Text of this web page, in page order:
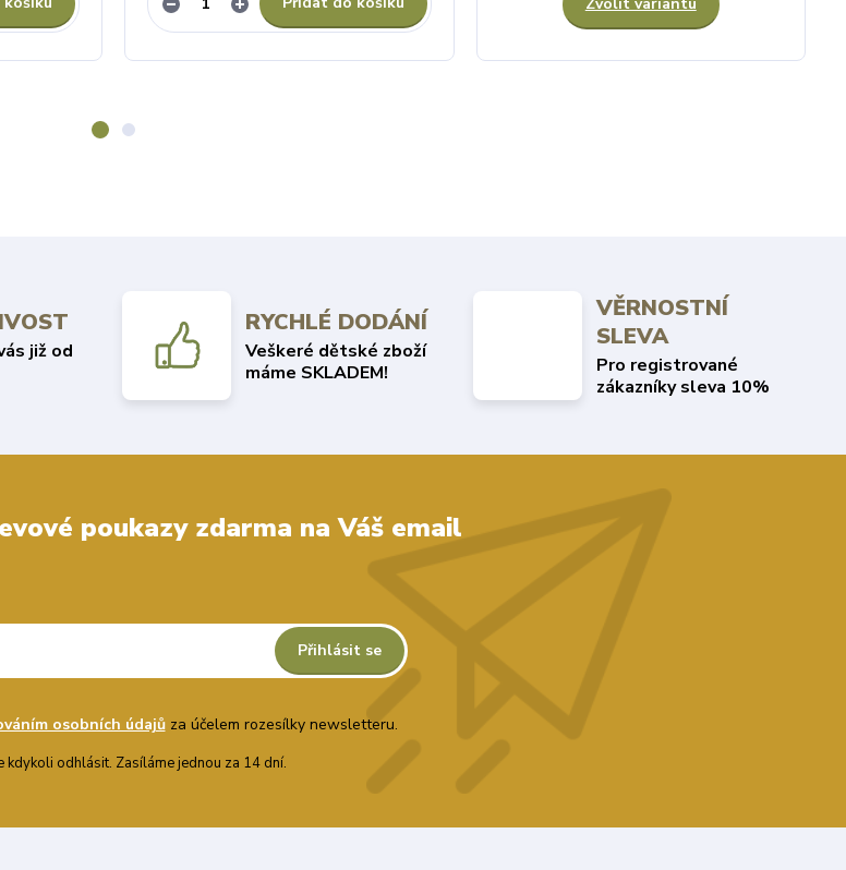
již od
RYCHLÉ DODÁNÍ
Veškeré dětské zboží
máme SKLADEM!
VĚRNOSTNÍ
SLEVA
Pro registrované
zákazníky sleva 10%
poukazy zdarma na Váš email
Přihlásit se
osobních údajůza účelem rozesílky newsletteru.
kdykoli odhlásit. Zasíláme jednou za 14 dní.